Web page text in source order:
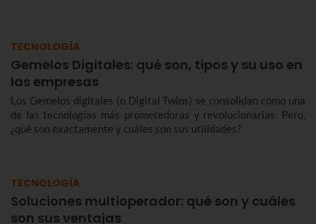
TECNOLOGÍA
Gemelos Digitales: qué son, tipos y su uso en
las empresas
Los Gemelos digitales (o Digital Twins) se consolidan como una
de las tecnologías más prometedoras y revolucionarias. Pero,
¿qué son exactamente y cuáles son sus utilidades?
TECNOLOGÍA
Soluciones multioperador: qué son y cuáles
son sus ventajas